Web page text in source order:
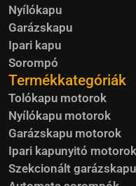
Nyílókapu
Garázskapu
Ipari kapu
Sorompó
Termékkategóriák
Tolókapu motorok
Nyílókapu motorok
Garázskapu motorok
Ipari kapunyitó motorok
Szekcionált